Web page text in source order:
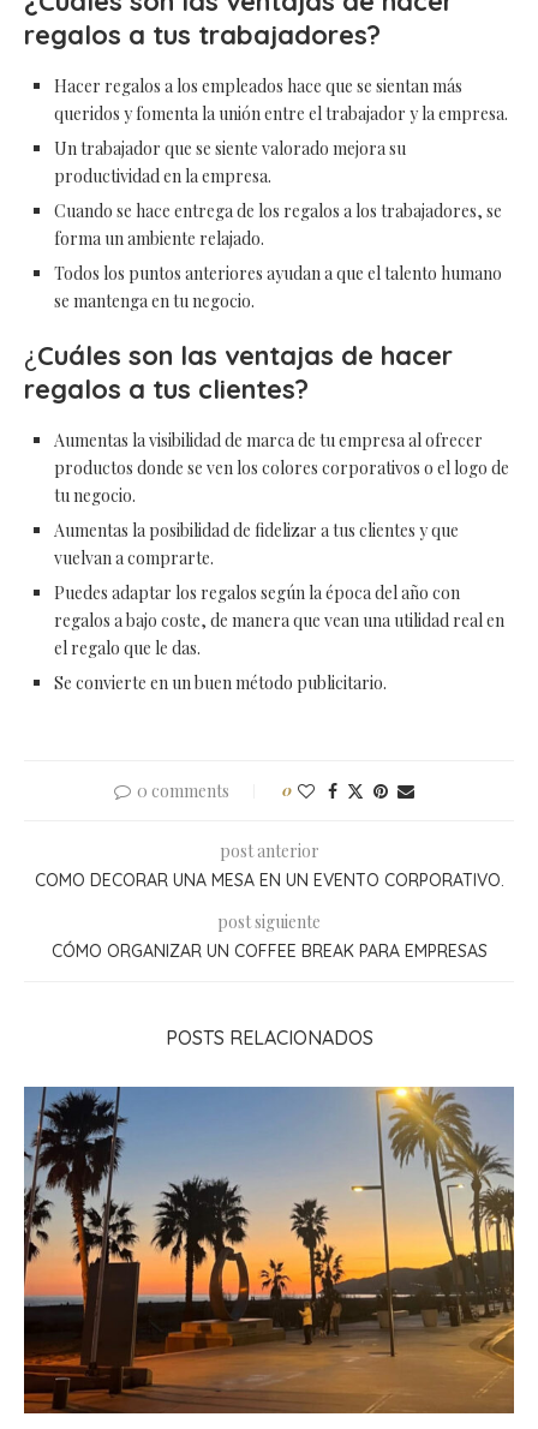
regalos a tus trabajadores?
Hacer regalos a los empleados hace que se sientan más
queridos y fomenta la unión entre el trabajador y la empresa.
Un trabajador que se siente valorado mejora su
productividad en la empresa.
Cuando se hace entrega de los regalos a los trabajadores, se
forma un ambiente relajado.
Todos los puntos anteriores ayudan a que el talento humano
se mantenga en tu negocio.
¿Cuáles son las ventajas de hacer
regalos a tus clientes?
Aumentas la visibilidad de marca de tu empresa al ofrecer
productos donde se ven los colores corporativos o el logo de
tu negocio.
Aumentas la posibilidad de fidelizar a tus clientes y que
vuelvan a comprarte.
Puedes adaptar los regalos según la época del año con
regalos a bajo coste, de manera que vean una utilidad real en
el regalo que le das.
Se convierte en un buen método publicitario.
0 comments 0
post anterior
COMO DECORAR UNA MESA EN UN EVENTO CORPORATIVO.
post siguiente
CÓMO ORGANIZAR UN COFFEE BREAK PARA EMPRESAS
POSTS RELACIONADOS